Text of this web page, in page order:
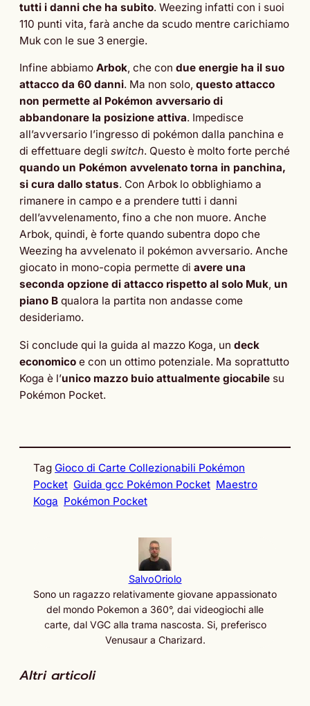
tutti i danni che ha subito. Weezing infatti con i suoi
110 punti vita, farà anche da scudo mentre carichiamo
Muk con le sue 3 energie.
Infine abbiamo Arbok, che con due energie ha il suo
attacco da 60 danni. Ma non solo, questo attacco
non permette al Pokémon avversario di
abbandonare la posizione attiva. Impedisce
all’avversario l’ingresso di pokémon dalla panchina e
di effettuare degli switch. Questo è molto forte perché
quando un Pokémon avvelenato torna in panchina,
si cura dallo status. Con Arbok lo obblighiamo a
rimanere in campo e a prendere tutti i danni
dell’avvelenamento, fino a che non muore. Anche
Arbok, quindi, è forte quando subentra dopo che
Weezing ha avvelenato il pokémon avversario. Anche
giocato in mono-copia permette di avere una
seconda opzione di attacco rispetto al solo Muk, un
piano B qualora la partita non andasse come
desideriamo.
Si conclude qui la guida al mazzo Koga, un deck
economico e con un ottimo potenziale. Ma soprattutto
Koga è l’unico mazzo buio attualmente giocabile su
Pokémon Pocket.
Tag Gioco di Carte Collezionabili Pokémon
Pocket Guida gcc Pokémon Pocket Maestro
Koga Pokémon Pocket
SalvoOriolo
Sono un ragazzo relativamente giovane appassionato
del mondo Pokemon a 360°, dai videogiochi alle
carte, dal VGC alla trama nascosta. Si, preferisco
Venusaur a Charizard.
Altri articoli